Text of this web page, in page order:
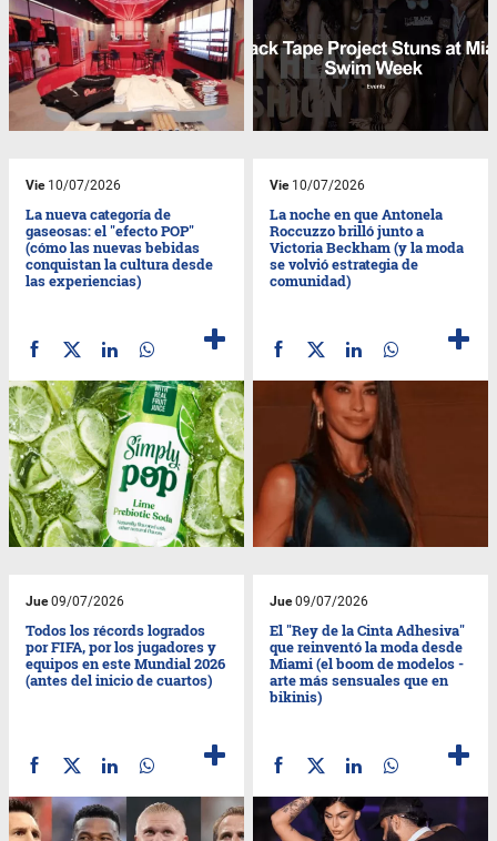
Vie10/07/2026
La nueva categoría de
gaseosas: el "efecto POP"
(cómo las nuevas bebidas
conquistan la cultura desde
las experiencias)
Vie10/07/2026
La noche en que Antonela
Roccuzzo brilló junto a
Victoria Beckham (y la moda
se volvió estrategia de
comunidad)
Jue09/07/2026
Todos los récords logrados
por FIFA, por los jugadores y
equipos en este Mundial 2026
(antes del inicio de cuartos)
Jue09/07/2026
El "Rey de la Cinta Adhesiva"
que reinventó la moda desde
Miami (el boom de modelos -
arte más sensuales que en
bikinis)